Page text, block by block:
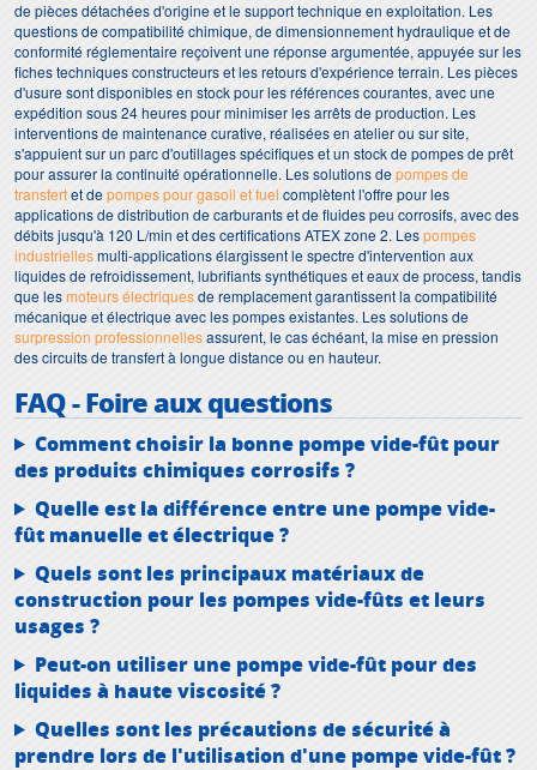
de pièces détachées d'origine et le support technique en exploitation. Les
questions de compatibilité chimique, de dimensionnement hydraulique et de
conformité réglementaire reçoivent une réponse argumentée, appuyée sur les
fiches techniques constructeurs et les retours d'expérience terrain. Les pièces
d'usure sont disponibles en stock pour les références courantes, avec une
expédition sous 24 heures pour minimiser les arrêts de production. Les
interventions de maintenance curative, réalisées en atelier ou sur site,
s'appuient sur un parc d'outillages spécifiques et un stock de pompes de prêt
pour assurer la continuité opérationnelle. Les solutions depompes de
transfertet depompes pour gasoil et fuel complètent l'offre pour les
applications de distribution de carburants et de fluides peu corrosifs, avec des
débits jusqu'à 120 L/min et des certifications ATEX zone 2. Lespompes
industriellesmulti-applications élargissent le spectre d'intervention aux
liquides de refroidissement, lubrifiants synthétiques et eaux de process, tandis
que lesmoteurs électriquesde remplacement garantissent la compatibilité
mécanique et électrique avec les pompes existantes. Les solutions de
surpression professionnellesassurent, le cas échéant, la mise en pression
des circuits de transfert à longue distance ou en hauteur.
FAQ - Foire aux questions
Comment choisir la bonne pompe vide-fût pour
des produits chimiques corrosifs ?
Quelle est la différence entre une pompe vide-
fût manuelle et électrique ?
Quels sont les principaux matériaux de
construction pour les pompes vide-fûts et leurs
usages ?
Peut-on utiliser une pompe vide-fût pour des
liquides à haute viscosité ?
Quelles sont les précautions de sécurité à
prendre lors de l'utilisation d'une pompe vide-fût ?